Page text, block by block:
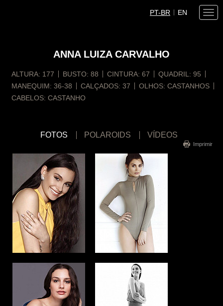
PT-BR EN
ANNALUIZA CARVALHO
ALTURA: 177 BUSTO: 88 CINTURA: 67 QUADRIL: 95
MANEQUIM: 36-38 CALÇADOS: 37 OLHOS: CASTANHOS
CABELOS: CASTANHO
FOTOS POLAROIDS VÍDEOS
Imprimir